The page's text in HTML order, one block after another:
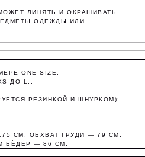
ЛИНЯТЬ И ОКРАШИВАТЬ
ОДЕЖДЫ ИЛИ
ONE SIZE.
ДО L..
РЕЗИНКОЙ И ШНУРКОМ);
СМ, ОБХВАТ ГРУДИ — 79 СМ,
БЁДЕР — 86 СМ.
частями
стоимости покупки
остальное — тремя
в две недели.
Через 4
недели
Через 6
недель